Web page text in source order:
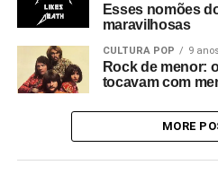
Esses nomões
maravilhosas
CULTURA POP 9
Rock de menor:
tocavam com
MORE